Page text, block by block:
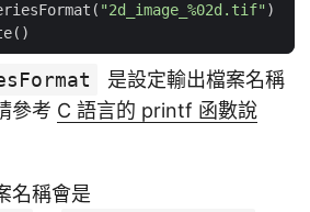
( "2d_image_ %02d .tif")
()
是設定輸出檔案名稱
參考 C 語言的 printf 函數說
名稱會是